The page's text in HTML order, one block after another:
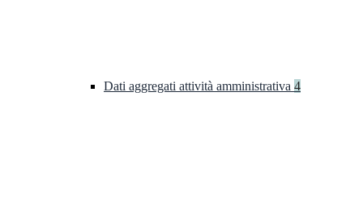
Dati aggregati attività amministrativa 4